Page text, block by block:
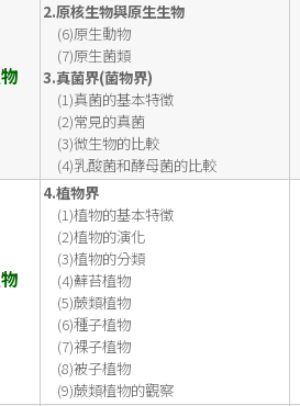
2.原核生物與原生生物
(6)原生動物
(7)原生菌類
3.真菌界(菌物界)
(1)真菌的基本特徵
(2)常見的真菌
(3)微生物的比較
(4)乳酸菌和酵母菌的比較
4.植物界
(1)植物的基本特徵
(2)植物的演化
(3)植物的分類
(4)蘚苔植物
(5)蕨類植物
(6)種子植物
(7)裸子植物
(8)被子植物
(9)蕨類植物的觀察